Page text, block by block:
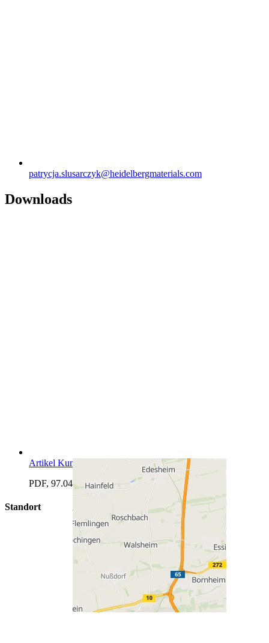
patrycja.slusarczyk​@heidelbergmaterials.com
Downloads
Artikel Kundenmagazin
PDF, 97.04 KB
Standort